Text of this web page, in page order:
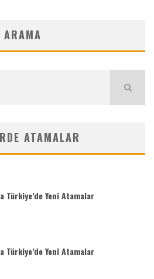
ARAMA
ATAMALAR
Türkiye’de Yeni Atamalar
Türkiye’de Yeni Atamalar